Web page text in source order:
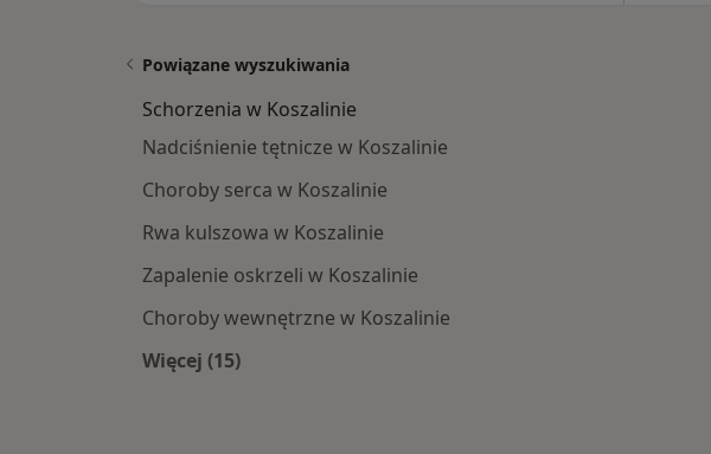
Powiązane wyszukiwania
Schorzenia w Koszalinie
Nadciśnienie tętnicze w Koszalinie
Choroby serca w Koszalinie
Rwa kulszowa w Koszalinie
Zapalenie oskrzeli w Koszalinie
Choroby wewnętrzne w Koszalinie
Więcej (15)